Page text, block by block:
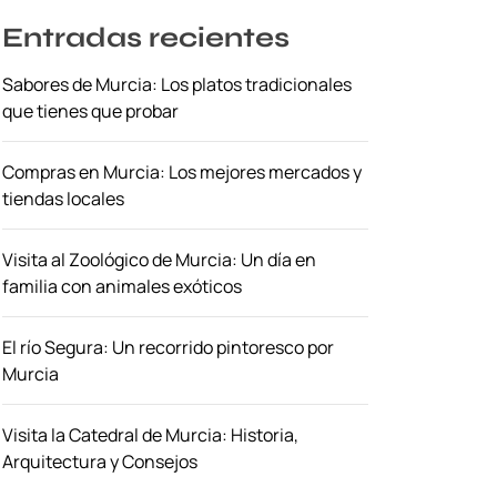
Entradas recientes
Sabores de Murcia: Los platos tradicionales
que tienes que probar
Compras en Murcia: Los mejores mercados y
tiendas locales
Visita al Zoológico de Murcia: Un día en
familia con animales exóticos
El río Segura: Un recorrido pintoresco por
Murcia
Visita la Catedral de Murcia: Historia,
Arquitectura y Consejos